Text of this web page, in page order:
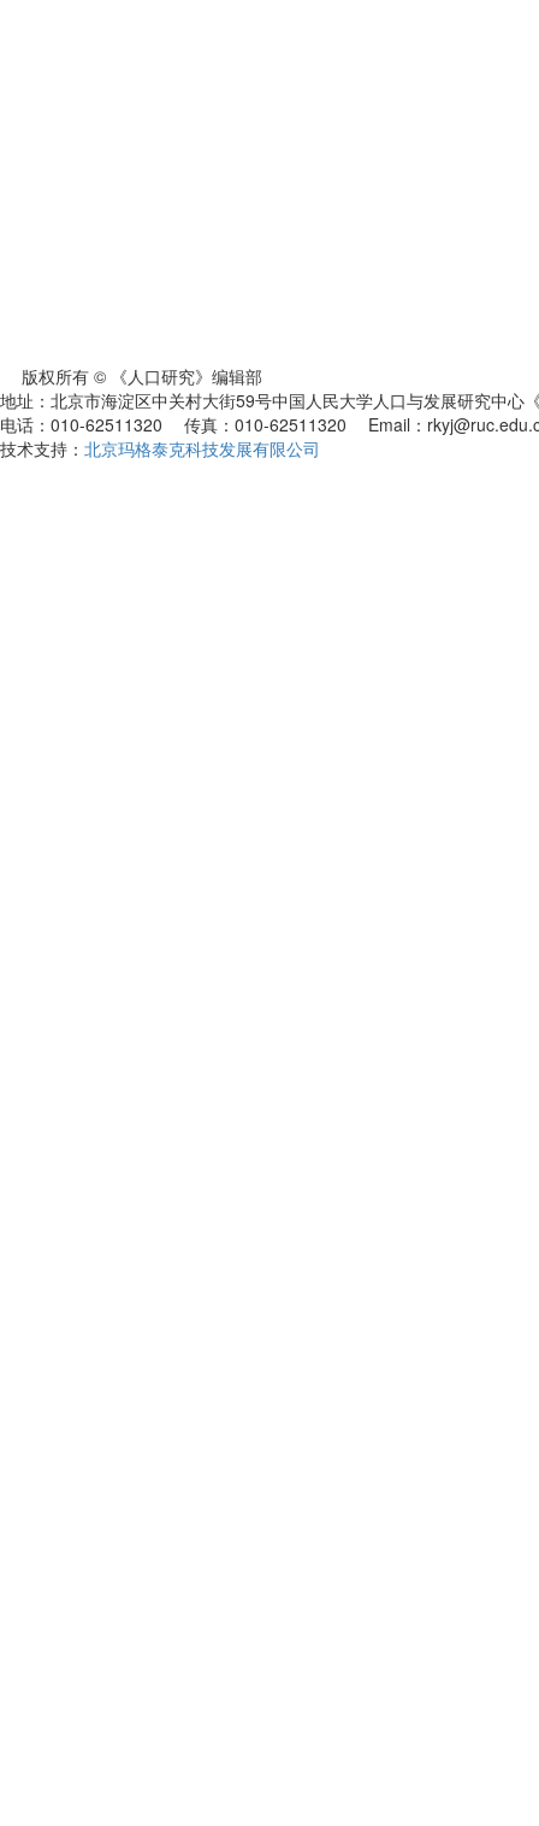
版权所有 © 《人口研究》编辑部
地址：北京市海淀区中关村大街59号中国人民大学人口与发展研究中
电话：010-62511320 传真：010-62511320 Email：
技术支持： 北京玛格泰克科技发展有限公司